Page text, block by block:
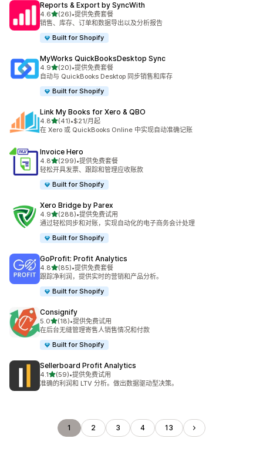
Reports & Export by SyncWith
4.6星（满分 5 星）
(26)
总共 26 条评论
•提供免费套餐
销售、库存、订单和数据导出以及分析报告
Built for Shopify
MyWorks QuickBooksDesktop Sync
4.9星（满分 5 星）
(20)
总共 20 条评论
•提供免费套餐
自动与 QuickBooks Desktop 同步销售和库存
Built for Shopify
Link My Books for Xero & QBO
4.8星（满分 5 星）
(41)
总共 41 条评论
•$21/月起
在 Xero 或 QuickBooks Online 中实现自动准确记账
Invoice Hero
4.8星（满分 5 星）
(299)
总共 299 条评论
•提供免费套餐
轻松开具发票、跟踪和管理应收账款
Built for Shopify
Xero Bridge by Parex
4.9星（满分 5 星）
(288)
总共 288 条评论
•提供免费试用
通过轻松同步和对账，实现自动化的电子商务会计处理
Built for Shopify
GoProfit: Profit Analytics
4.8星（满分 5 星）
(85)
总共 85 条评论
•提供免费套餐
跟踪净利润，提供实时的营销和产品分析。
Built for Shopify
Consignify
5.0星（满分 5 星）
(18)
总共 18 条评论
•提供免费试用
在后台无缝管理寄售人销售情况和付款
Built for Shopify
Sellerboard Profit Analytics
4.1星（满分 5 星）
(59)
总共 59 条评论
•提供免费试用
准确的利润和 LTV 分析。做出数据驱动型决策。
1 2 3 4 13